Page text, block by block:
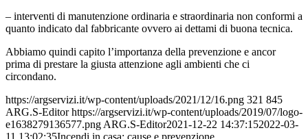
– interventi di manutenzione ordinaria e straordinaria non conformi a
quanto indicato dal fabbricante ovvero ai dettami di buona tecnica.
Abbiamo quindi capito l’importanza della prevenzione e ancor
prima di prestare la giusta attenzione agli ambienti che ci
circondano.
https://argservizi.it/wp-content/uploads/2021/12/16.png 321 845
ARG.S-Editor https://argservizi.it/wp-content/uploads/2019/07/logo-
e1638279136577.png ARG.S-Editor2021-12-22 14:37:152022-03-
11 13:02:35Incendi in casa: cause e prevenzione